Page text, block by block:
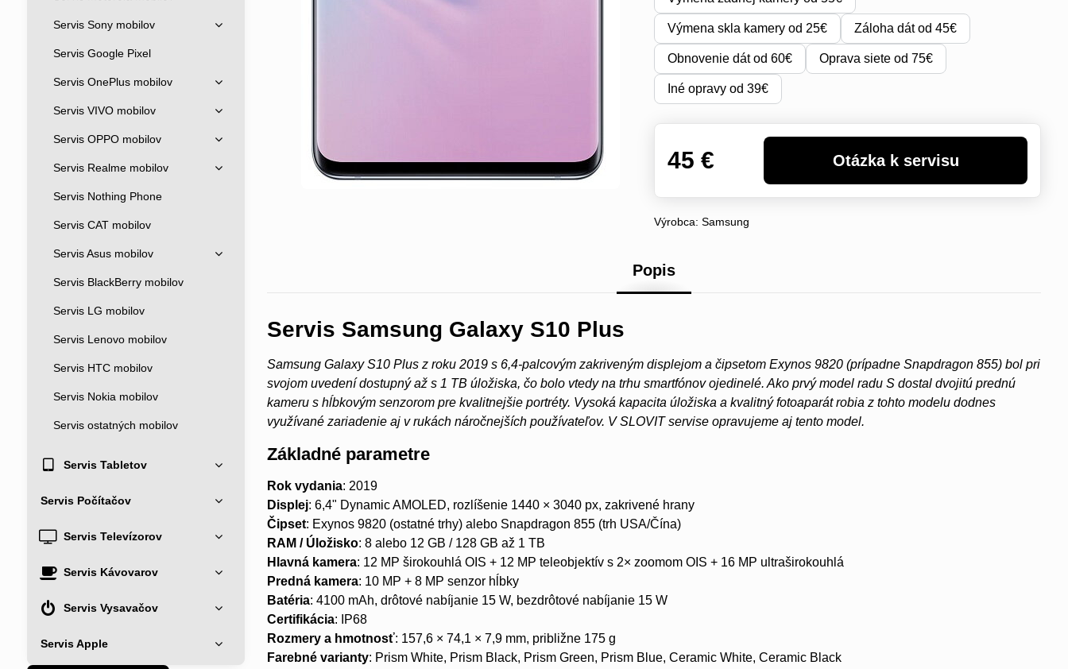
Výmena skla kamery od 25€ Záloha dát od 45€
Obnovenie dát od 60€ Oprava siete od 75€
Iné opravy od 39€
45 €
Výrobca:Samsung
Popis
Servis Samsung Galaxy S10 Plus
Samsung Galaxy S10 Plus z roku 2019 s 6,4-palcovým zakriveným displejom a čipsetom Exynos 9820 (prípadne Snapdragon 855) bol pri
svojom uvedení dostupný až s 1 TB úložiska, čo bolo vtedy na trhu smartfónov ojedinelé. Ako prvý model radu S dostal dvojitú prednú
kameru s hĺbkovým senzorom pre kvalitnejšie portréty. Vysoká kapacita úložiska a kvalitný fotoaparát robia z tohto modelu dodnes
využívané zariadenie aj v rukách náročnejších používateľov. V SLOVIT servise opravujeme aj tento model.
Základné parametre
Rok vydania: 2019
Displej: 6,4" Dynamic AMOLED, rozlíšenie 1440 × 3040 px, zakrivené hrany
Čipset: Exynos 9820 (ostatné trhy) alebo Snapdragon 855 (trh USA/Čína)
RAM / Úložisko: 8 alebo 12 GB / 128 GB až 1 TB
Hlavná kamera: 12 MP širokouhlá OIS + 12 MP teleobjektív s 2× zoomom OIS + 16 MP ultraširokouhlá
Predná kamera: 10 MP + 8 MP senzor hĺbky
Batéria: 4100 mAh, drôtové nabíjanie 15 W, bezdrôtové nabíjanie 15 W
Certifikácia: IP68
Rozmery a hmotnosť: 157,6 × 74,1 × 7,9 mm, približne 175 g
Farebné varianty: Prism White, Prism Black, Prism Green, Prism Blue, Ceramic White, Ceramic Black
Servis Sony mobilov
Servis Google Pixel
Servis OnePlus mobilov
Servis VIVO mobilov
Servis OPPO mobilov
Servis Realme mobilov
Servis Nothing Phone
Servis CAT mobilov
Servis Asus mobilov
Servis BlackBerry mobilov
Servis LG mobilov
Servis Lenovo mobilov
Servis HTC mobilov
Servis Nokia mobilov
Servis ostatných mobilov
Servis Tabletov
Servis Počítačov
Servis Televízorov
Servis Kávovarov
Servis Vysavačov
Servis Apple